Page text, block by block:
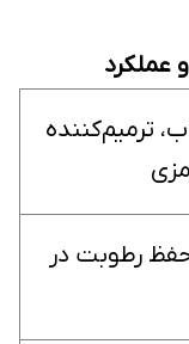
عملکرد
ترمیم‌کننده
رطوبت در